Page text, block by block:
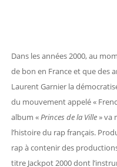
Dans les années 2000, au
de bon en France et que des
Laurent Garnier la
du mouvement appelé «
album «Princes de la Ville» va
l’histoire du rap français.
rap à contenir des
titre Jackpot 2000 dont